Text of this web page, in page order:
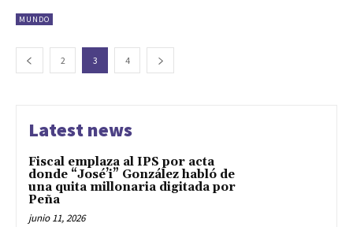
MUNDO
2 3 4
Latest news
Fiscal emplaza al IPS por acta
donde “José’i” González habló de
una quita millonaria digitada por
Peña
junio 11, 2026